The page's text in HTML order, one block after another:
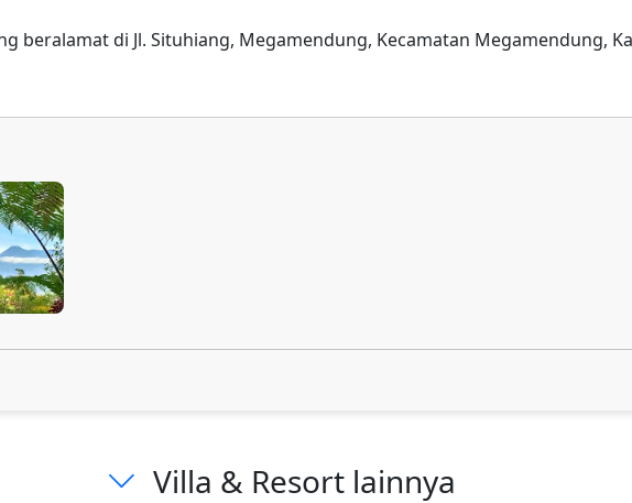
beralamat di Jl. Situhiang, Megamendung, Kecamatan Megamendung,
Villa & Resort lainnya